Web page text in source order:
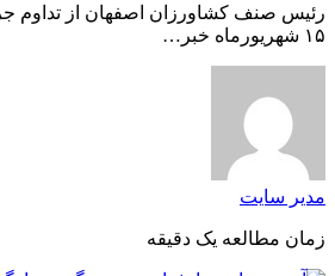
رئیس صنف کشاورزان اصفهان از تداوم
۱۵ شهریورماه خبر…
مدیر سایت
زمان مطالعه یک دقیقه